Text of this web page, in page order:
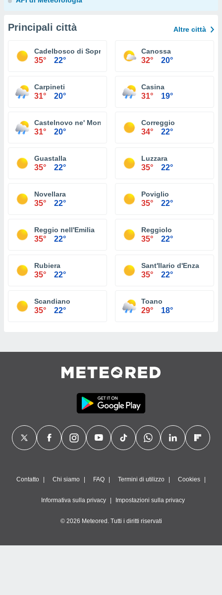
Principali città Altre città
Cadelbosco di Sopra
35° 22°
Canossa
32° 20°
Carpineti
31° 20°
Casina
31° 19°
Castelnovo ne' Monti
31° 20°
Correggio
34° 22°
Guastalla
35° 22°
Luzzara
35° 22°
Novellara
35° 22°
Poviglio
35° 22°
Reggio nell'Emilia
35° 22°
Reggiolo
35° 22°
Rubiera
35° 22°
Sant'Ilario d'Enza
35° 22°
Scandiano
35° 22°
Toano
29° 18°
Contatto Chi siamo FAQ Termini di utilizzo Cookies
Informativa sulla privacy Impostazioni sulla privacy
© 2026 Meteored. Tutti i diritti riservati